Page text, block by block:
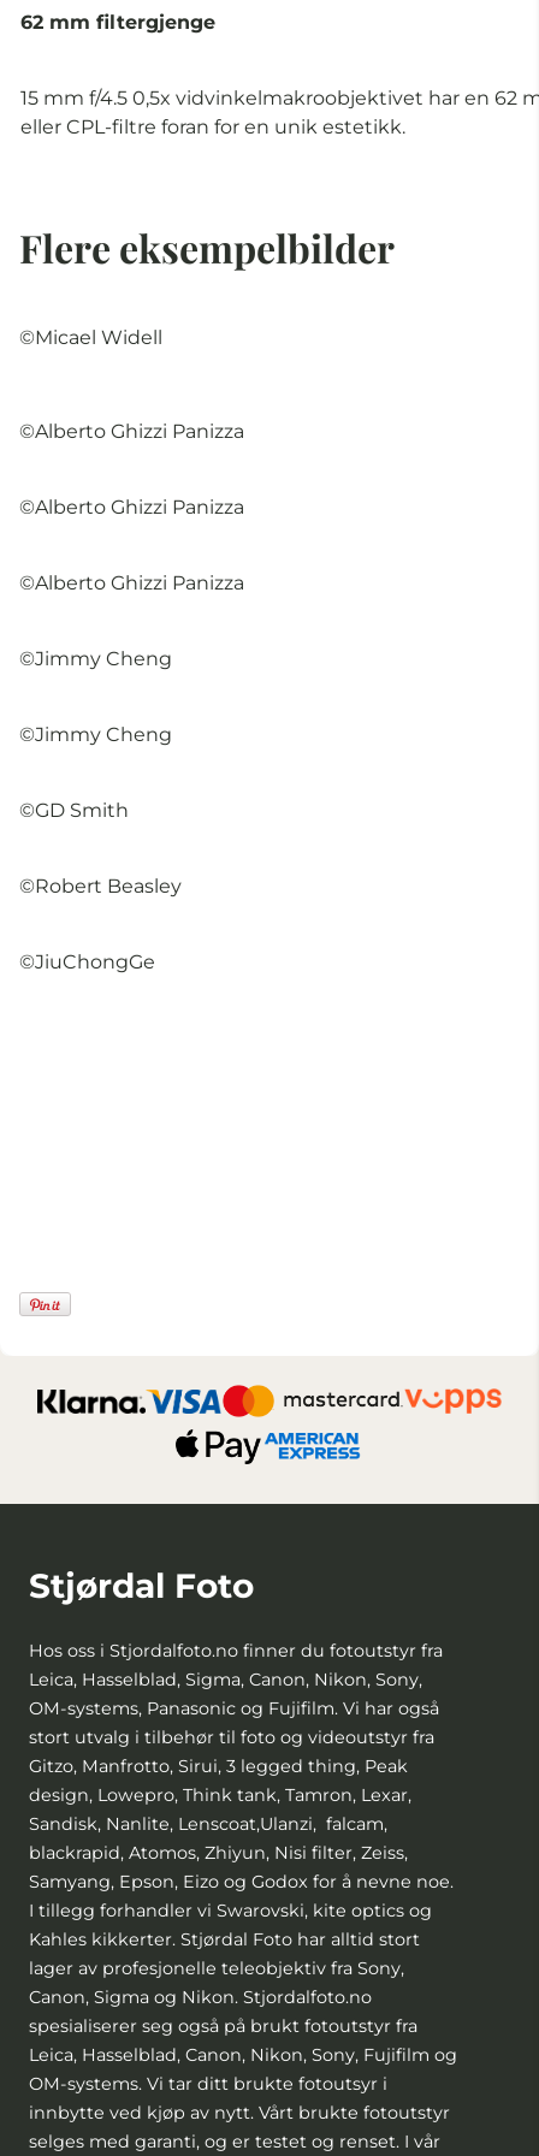
62 mm filtergjenge
15 mm f/4.5 0,5x vidvinkelmakroobjektivet har en
eller CPL-filtre foran for en unik estetikk.
Flere eksempelbilder
©Micael Widell
©Alberto Ghizzi Panizza
©Alberto Ghizzi Panizza
©Alberto Ghizzi Panizza
©Jimmy Cheng
©Jimmy Cheng
©GD Smith
©Robert Beasley
©JiuChongGe
Stjørdal Foto
Hos oss i Stjordalfoto.no finner du fotoutstyr fra
Leica, Hasselblad, Sigma, Canon, Nikon, Sony,
OM-systems, Panasonic og Fujifilm. Vi har også
stort utvalg i tilbehør til foto og videoutstyr fra
Gitzo, Manfrotto, Sirui, 3 legged thing, Peak
design, Lowepro, Think tank, Tamron, Lexar,
Sandisk, Nanlite, Lenscoat,Ulanzi, falcam,
blackrapid, Atomos, Zhiyun, Nisi filter, Zeiss,
Samyang, Epson, Eizo og Godox for å nevne noe.
I tillegg forhandler vi Swarovski, kite optics og
Kahles kikkerter. Stjørdal Foto har alltid stort
lager av profesjonelle teleobjektiv fra Sony,
Canon, Sigma og Nikon. Stjordalfoto.no
spesialiserer seg også på brukt fotoutstyr fra
Leica, Hasselblad, Canon, Nikon, Sony, Fujifilm og
OM-systems. Vi tar ditt brukte fotoutsyr i
innbytte ved kjøp av nytt. Vårt brukte fotoutstyr
selges med garanti, og er testet og renset. I vår